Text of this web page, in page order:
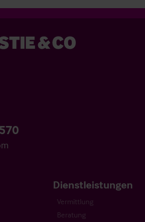
Dienstleistungen
Vermittlung
Beratung